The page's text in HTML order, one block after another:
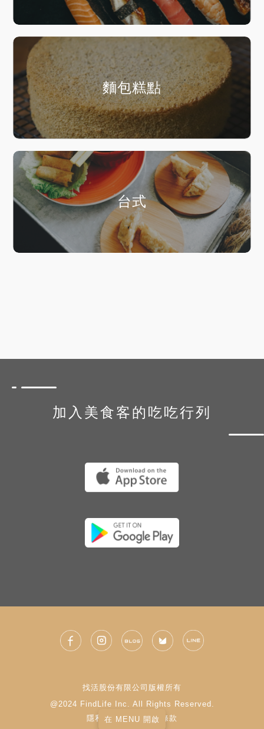
麵包糕點
台式
在 MENU 開啟
加入美食客的吃吃行列
找活股份有限公司版權所有
@2024 FindLife Inc. All Rights Reserved.
隱私權政策
| 使用條款